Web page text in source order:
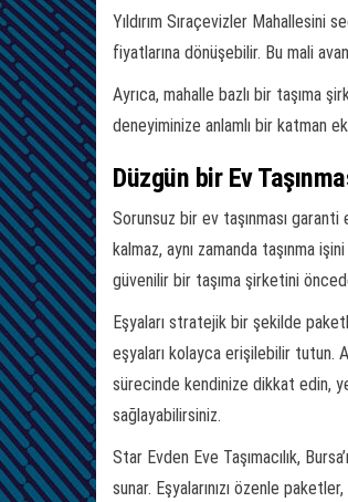
Yıldırım Sıraçevizler Mahallesini
fiyatlarına dönüşebilir. Bu mali
Ayrıca, mahalle bazlı bir taşıma
deneyiminize anlamlı bir katman
Düzgün bir Ev
Sorunsuz bir ev taşınması
kalmaz, aynı zamanda taşınma
güvenilir bir taşıma şirketini
Eşyaları stratejik bir şekilde
eşyaları kolayca erişilebilir tutun.
sürecinde kendinize dikkat edin,
sağlayabilirsiniz.
Star Evden Eve Taşımacılık,
sunar. Eşyalarınızı özenle